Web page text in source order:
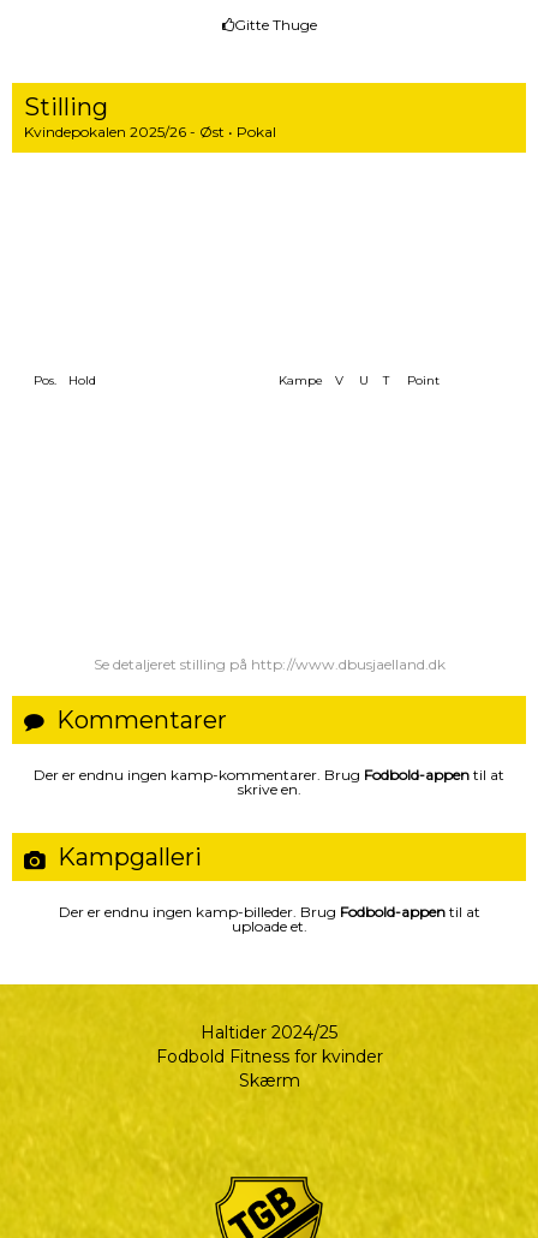
Gitte Thuge
Stilling
Kvindepokalen 2025/26 - Øst • Pokal
Pos. Hold Kampe V U T Point
Se detaljeret stilling på http://www.dbusjaelland.dk
Kommentarer
Der er endnu ingen kamp-kommentarer. Brug Fodbold-appen til at
skrive en.
Kampgalleri
Der er endnu ingen kamp-billeder. Brug Fodbold-appentil at
uploade et.
Haltider 2024/25
Fodbold Fitness for kvinder
Skærm